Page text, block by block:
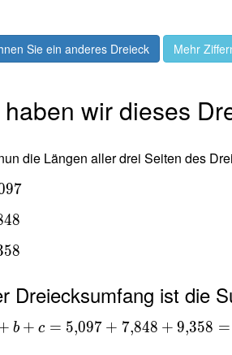
Sie ein anderes Dreieck Mehr
wir dieses
die Längen aller drei Seiten des
97
48
58
Dreiecksumfang ist die
=
b + c = 5,097 + 7,848 + 9,358 =